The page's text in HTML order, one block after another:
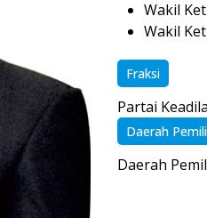
Wakil
Wakil
Fraksi
Partai
Daerah
Daerah